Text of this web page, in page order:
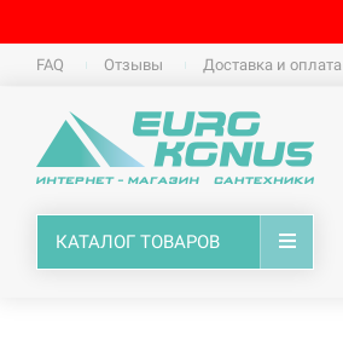
FAQ Отзывы Доставка и оплата
КАТАЛОГ ТОВАРОВ